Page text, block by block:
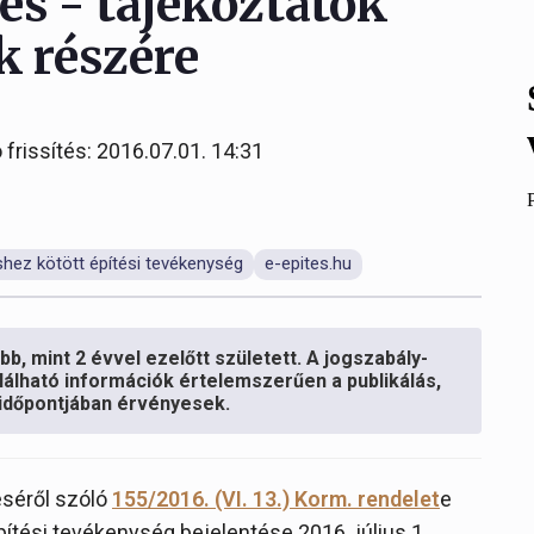
részére
2016.07.01. 14:31
kötött építési tevékenység e-epites.hu
mint 2 évvel ezelőtt született. A jogszabály-
információk értelemszerűen a publikálás,
érvényesek.
szóló 155/2016. (VI. 13.) Korm. rendelete